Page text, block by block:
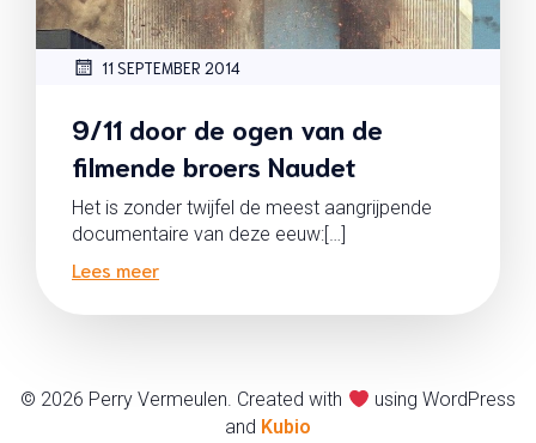
11 SEPTEMBER 2014
9/11 door de ogen van de
filmende broers Naudet
Het is zonder twijfel de meest aangrijpende
documentaire van deze eeuw:[…]
Lees meer
© 2026 Perry Vermeulen. Created with
using WordPress
and Kubio